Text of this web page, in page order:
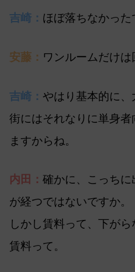
吉崎： ほぼ落ちなかった
安藤： ワンルームだけは
吉崎： やはり基本的に
街にはそれなりに単身者
ますからね。
内田： 確かに、こっち
が経つではないですか。
しかし賃料って、下がら
賃料って。